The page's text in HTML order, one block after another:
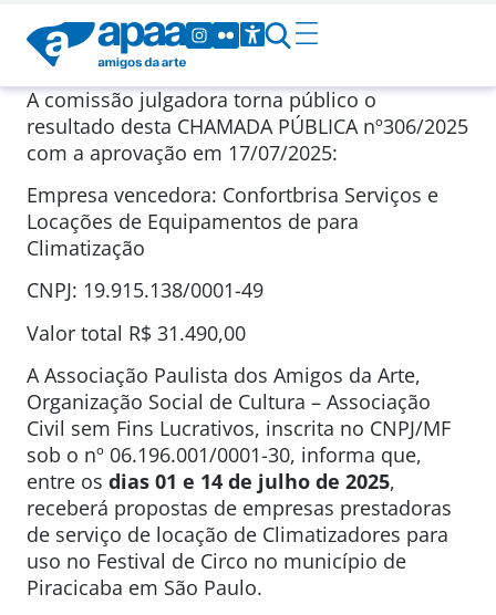
A comissão julgadora torna público o
resultado desta CHAMADA PÚBLICA nº306/2025
com a aprovação em 17/07/2025:
Empresa vencedora: Confortbrisa Serviços e
Locações de Equipamentos de para
Climatização
CNPJ: 19.915.138/0001-49
Valor total R$ 31.490,00
A Associação Paulista dos Amigos da Arte,
Organização Social de Cultura – Associação
Civil sem Fins Lucrativos, inscrita no CNPJ/MF
sob o nº 06.196.001/0001-30, informa que,
entre os dias 01 e 14 de julho de 2025,
receberá propostas de empresas prestadoras
de serviço de locação de Climatizadores para
uso no Festival de Circo no município de
Piracicaba em São Paulo.